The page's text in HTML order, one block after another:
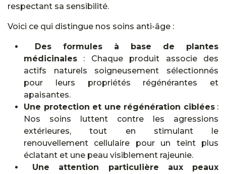
respectant sa sensibilité.
Voici ce qui distingue nos soins anti-âge :
Des formules à base de plantes
médicinales : Chaque produit associe des
actifs naturels soigneusement sélectionnés
pour leurs propriétés régénérantes et
apaisantes.
Une protection et une régénération ciblées:
Nos soins luttent contre les agressions
extérieures, tout en stimulant le
renouvellement cellulaire pour un teint plus
éclatant et une peau visiblement rajeunie.
Une attention particulière aux peaux